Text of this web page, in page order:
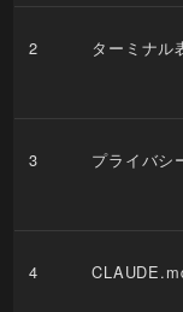
2 ターミナル
3 プライバシ
4